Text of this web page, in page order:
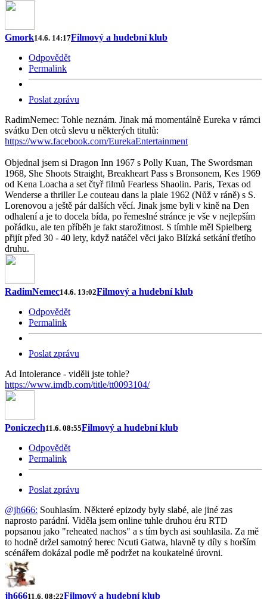
Gmork14.6. 14:17Filmový a hudební klub
Odpovědět
Permalink
Poslat zprávu
RadimNemec: Tohle neznám. Jinak má momentálně Eureka v rámci
svátku Den otců slevu u některých titulů:
https://www.facebook.com/EurekaEntertainment
Objednal jsem si Dragon Inn 1967 s Polly Kuan, The Swordsman
1968, She Shoots Straight, Breakheart Pass s Bronsonem, Kes 1969
od Kena Loacha a set čtyř filmů Fearless Shaolin. Paris, Texas od
Wenderse a thriller Le couteau dans la plaie 1962 (Nůž v ráně) s S.
Lorenovou a ještě pár dalších věcí. Jinak jsme byli v kině na Den
odhalení a je to docela bída, po řemeslné stránce je vše v nejlepším
pořádku, ale ten příběh je fakt starožitnost. S tímhle měl Spielberg
přijít před 30 - 40 lety, když natáčel věci jako Blízká setkání třetího
druhu.
RadimNemec14.6. 13:02Filmový a hudební klub
Odpovědět
Permalink
Poslat zprávu
Ad Intolerance - viděli jste tohle?
https://www.imdb.com/title/tt0093104/
Poniczech11.6. 08:55Filmový a hudební klub
Odpovědět
Permalink
Poslat zprávu
@jh666: Souhlasím. Některé epizody byly slabé, ale jiné zas
naprosto parádní. Viděla jsem online tuhle druhou éru RTD
popsanou jako "reheated nachos" a s tím bych asi souhlasila. Za mě
to hodně držel samotný herec Ncuti Gatwa, hlavně ty díly s horším
scénářem dokázal podle mě podržet na koukatelné úrovni.
jh66611.6. 08:22Filmový a hudební klub